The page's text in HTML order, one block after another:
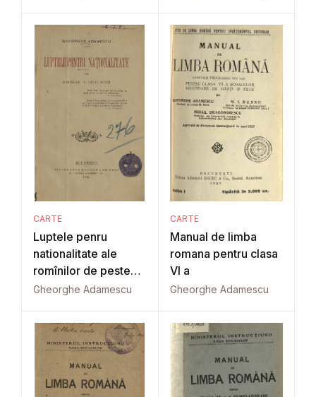
CARTE
Luptele penru
nationalitate ale
romînilor de peste
munti în 1848-49
Gheorghe Adamescu
CARTE
Manual de limba
romana pentru clasa
VI a
Gheorghe Adamescu